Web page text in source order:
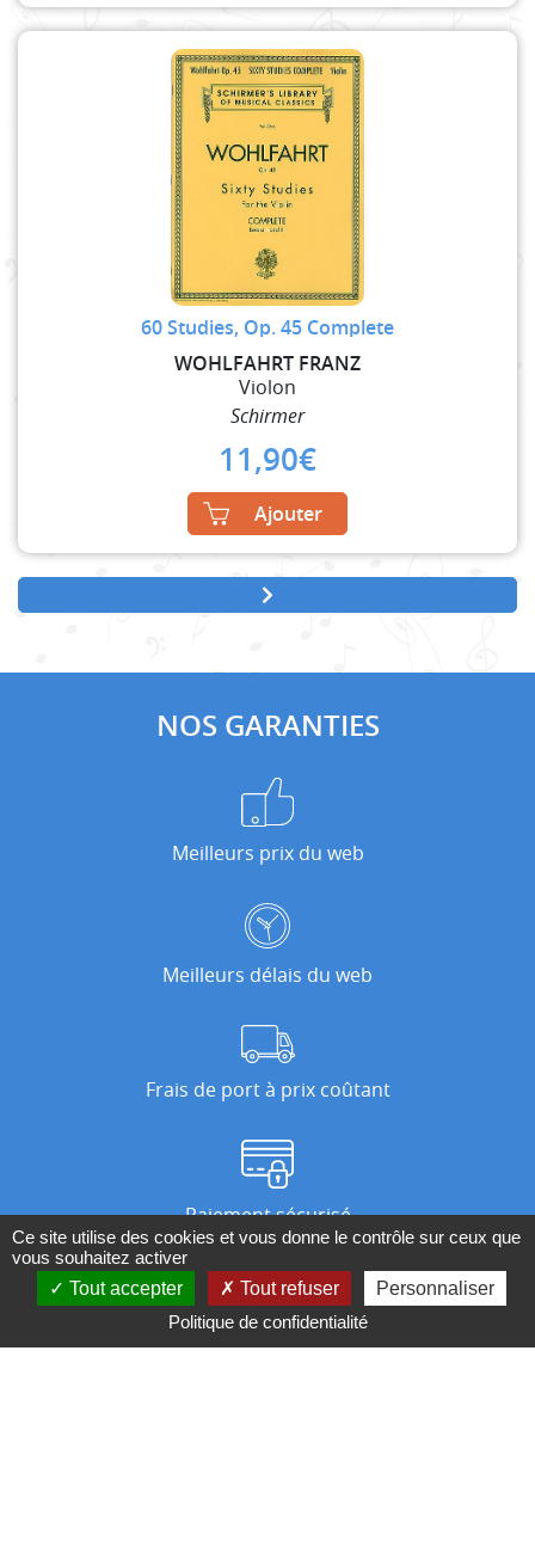
60 Studies, Op. 45 Complete
WOHLFAHRT FRANZ
Violon
Schirmer
11,90€
Ajouter
NOS GARANTIES
Meilleurs prix du web
Meilleurs délais du web
Frais de port à prix coûtant
Paiement sécurisé
Nos magasins
Ce site utilise des cookies et vous donne le contrôle sur ceux que
vous souhaitez activer
Tout accepter
Tout refuser
Personnaliser
Politique de confidentialité